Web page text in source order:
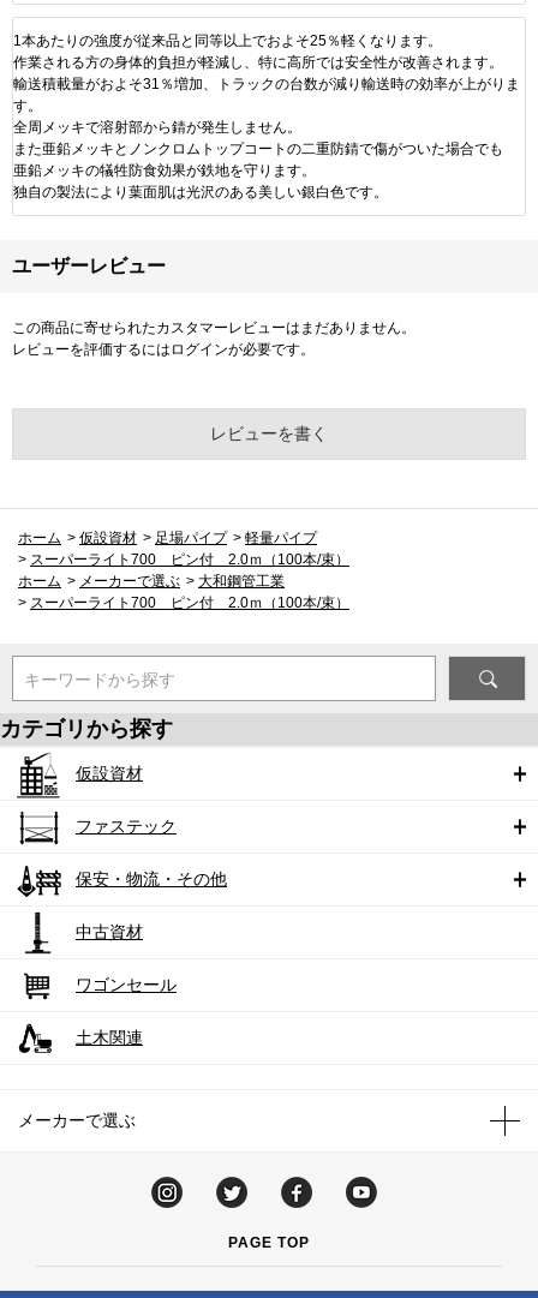
1本あたりの強度が従来品と同等以上でおよそ25％軽くなります。
作業される方の身体的負担が軽減し、特に高所では安全性が改善されます。
輸送積載量がおよそ31％増加、トラックの台数が減り輸送時の効率が上がりま
す。
全周メッキで溶射部から錆が発生しません。
また亜鉛メッキとノンクロムトップコートの二重防錆で傷がついた場合でも
亜鉛メッキの犠牲防食効果が鉄地を守ります。
独自の製法により葉面肌は光沢のある美しい銀白色です。
ユーザーレビュー
この商品に寄せられたカスタマーレビューはまだありません。
レビューを評価するには ログインが必要です。
レビューを書く
ホーム > 仮設資材 > 足場パイプ > 軽量パイプ
> スーパーライト700 ピン付 2.0ｍ（100本/束）
ホーム > メーカーで選ぶ > 大和鋼管工業
> スーパーライト700 ピン付 2.0ｍ（100本/束）
キーワードから探す
カテゴリから探す
仮設資材
ファステック
保安・物流・その他
中古資材
ワゴンセール
土木関連
メーカーで選ぶ
PAGE TOP